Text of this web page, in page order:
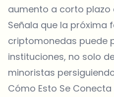
aumento a corto plazo
Señala que la próxima
criptomonedas puede
instituciones, no solo
minoristas
Cómo Esto Se